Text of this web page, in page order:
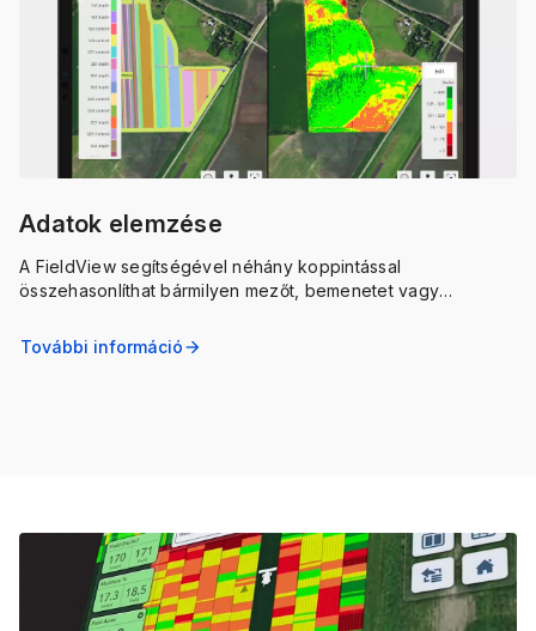
Adatok elemzése
A FieldView segítségével néhány koppintással
összehasonlíthat bármilyen mezőt, bemenetet vagy
könnyen érthető térképeken és diagramokon.
További információarrow_forward